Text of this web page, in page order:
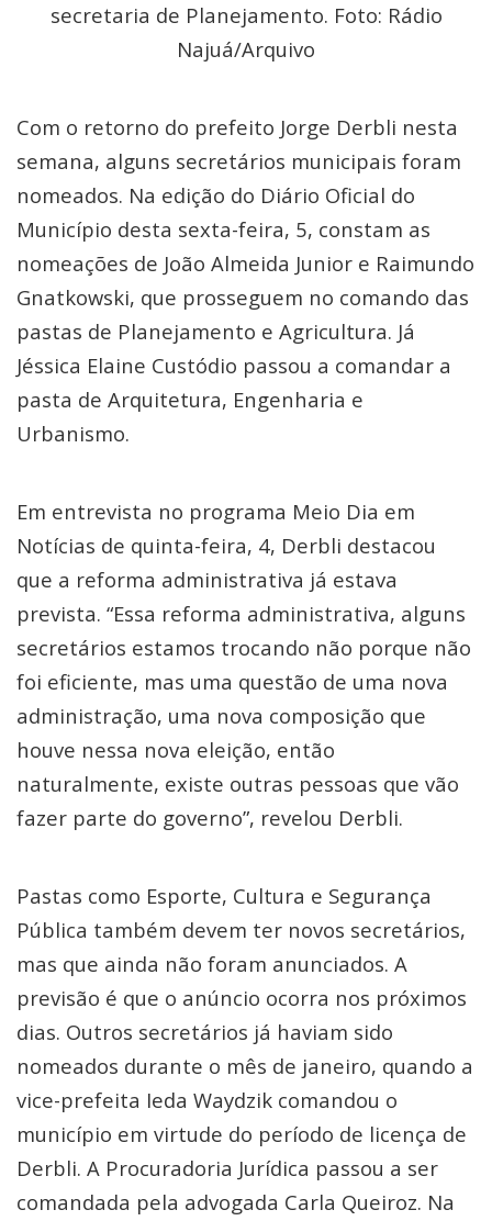
secretaria de Planejamento. Foto: Rádio
Najuá/Arquivo
Com o retorno do prefeito Jorge Derbli nesta
semana, alguns secretários municipais foram
nomeados. Na edição do Diário Oficial do
Município desta sexta-feira, 5, constam as
nomeações de João Almeida Junior e Raimundo
Gnatkowski, que prosseguem no comando das
pastas de Planejamento e Agricultura. Já
Jéssica Elaine Custódio passou a comandar a
pasta de Arquitetura, Engenharia e
Urbanismo.
Em entrevista no programa Meio Dia em
Notícias de quinta-feira, 4, Derbli destacou
que a reforma administrativa já estava
prevista. “Essa reforma administrativa, alguns
secretários estamos trocando não porque não
foi eficiente, mas uma questão de uma nova
administração, uma nova composição que
houve nessa nova eleição, então
naturalmente, existe outras pessoas que vão
fazer parte do governo”, revelou Derbli.
Pastas como Esporte, Cultura e Segurança
Pública também devem ter novos secretários,
mas que ainda não foram anunciados. A
previsão é que o anúncio ocorra nos próximos
dias. Outros secretários já haviam sido
nomeados durante o mês de janeiro, quando a
vice-prefeita Ieda Waydzik comandou o
município em virtude do período de licença de
Derbli. A Procuradoria Jurídica passou a ser
comandada pela advogada Carla Queiroz. Na